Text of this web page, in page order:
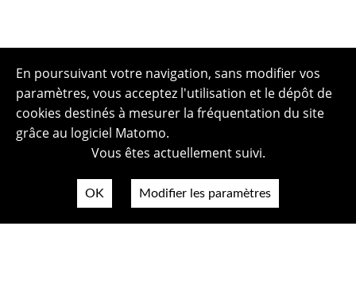
En poursuivant votre navigation, sans modifier vos
paramètres, vous acceptez l'utilisation et le dépôt de
cookies destinés à mesurer la fréquentation du site
grâce au logiciel Matomo.
Vous êtes actuellement suivi.
OK Modifier les paramètres